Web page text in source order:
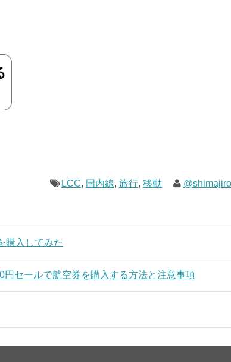
LCC, 国内線,旅行,移動 @shimajiro
購入してみた
円セールで航空券を購入する方法と注意事項